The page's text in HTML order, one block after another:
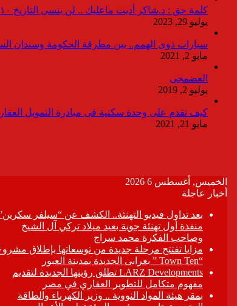
كلمة حق : د.شاكر أديت ماعليك .. لن ينسى التاريخ ١٠ سنوات بدون انقطاعات
يوليو 29, 2023
سيارات ذوى الهمم.. بين مطرقة الحكومة وسندان
مايو 2, 2021
العضمجى
يوليو 2, 2019
كيف تقدم على وحدة سكنية فى مبادرة التمويل العقاري
مايو 21, 2021